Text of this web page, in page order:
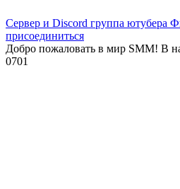
Сервер и Discord группа ютубера
присоединиться
Добро пожаловать в мир SMM! В
0701